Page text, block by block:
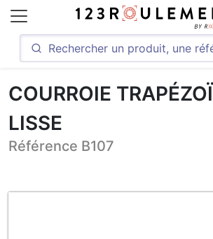
COURROIE
LISSE
Référence B107